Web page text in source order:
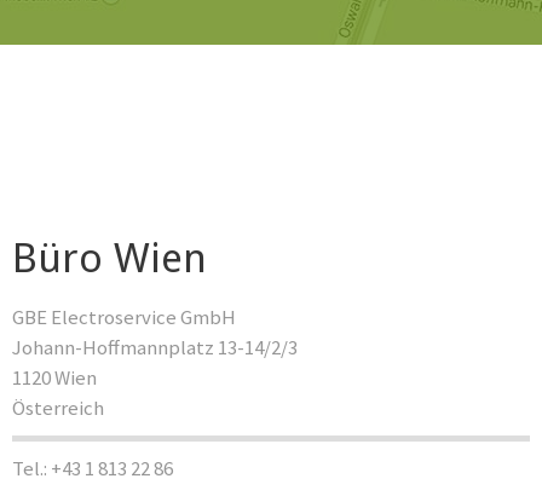
Büro Wien
GBE Electroservice GmbH
Johann-Hoffmannplatz 13-14/2/3
1120 Wien
Österreich
Tel.: +43 1 813 22 86